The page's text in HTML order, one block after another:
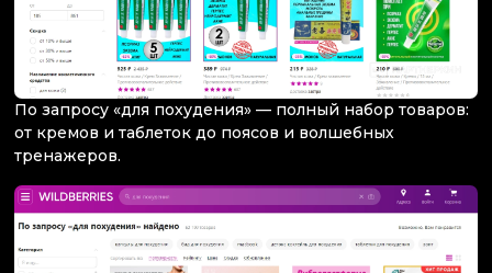
По запросу «для похудения» — полный набор товаров:
от кремов и таблеток до поясов и волшебных
тренажеров.